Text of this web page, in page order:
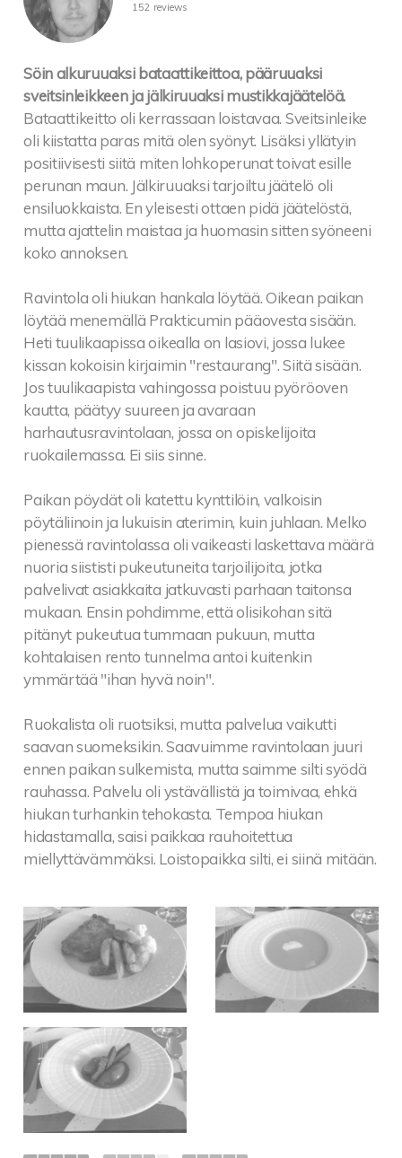
152 reviews
Söin alkuruuaksi bataattikeittoa, pääruuaksi
sveitsinleikkeen ja jälkiruuaksi mustikkajäätelöä.
Bataattikeitto oli kerrassaan loistavaa. Sveitsinleike
oli kiistatta paras mitä olen syönyt. Lisäksi yllätyin
positiivisesti siitä miten lohkoperunat toivat esille
perunan maun. Jälkiruuaksi tarjoiltu jäätelö oli
ensiluokkaista. En yleisesti ottaen pidä jäätelöstä,
mutta ajattelin maistaa ja huomasin sitten syöneeni
koko annoksen.
Ravintola oli hiukan hankala löytää. Oikean paikan
löytää menemällä Prakticumin pääovesta sisään.
Heti tuulikaapissa oikealla on lasiovi, jossa lukee
kissan kokoisin kirjaimin "restaurang". Siitä sisään.
Jos tuulikaapista vahingossa poistuu pyöröoven
kautta, päätyy suureen ja avaraan
harhautusravintolaan, jossa on opiskelijoita
ruokailemassa. Ei siis sinne.
Paikan pöydät oli katettu kynttilöin, valkoisin
pöytäliinoin ja lukuisin aterimin, kuin juhlaan. Melko
pienessä ravintolassa oli vaikeasti laskettava määrä
nuoria siististi pukeutuneita tarjoilijoita, jotka
palvelivat asiakkaita jatkuvasti parhaan taitonsa
mukaan. Ensin pohdimme, että olisikohan sitä
pitänyt pukeutua tummaan pukuun, mutta
kohtalaisen rento tunnelma antoi kuitenkin
ymmärtää "ihan hyvä noin".
Ruokalista oli ruotsiksi, mutta palvelua vaikutti
saavan suomeksikin. Saavuimme ravintolaan juuri
ennen paikan sulkemista, mutta saimme silti syödä
rauhassa. Palvelu oli ystävällistä ja toimivaa, ehkä
hiukan turhankin tehokasta. Tempoa hiukan
hidastamalla, saisi paikkaa rauhoitettua
miellyttävämmäksi. Loistopaikka silti, ei siinä mitään.